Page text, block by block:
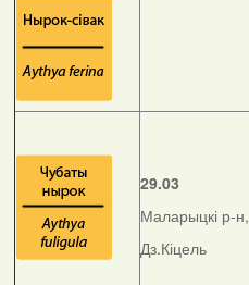
29.03
Маларыцкі р-н,
Дз.Кіцель